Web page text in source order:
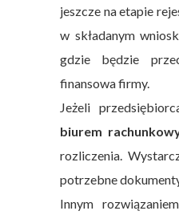
jeszcze na etapie
w składanym
gdzie będzie
finansowa firmy.
Jeżeli
biurem
rozliczenia.
potrzebne
Innym